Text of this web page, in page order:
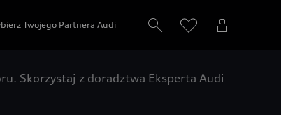
Twojego Partnera Audi
Skorzystaj z doradztwa Eksperta Audi